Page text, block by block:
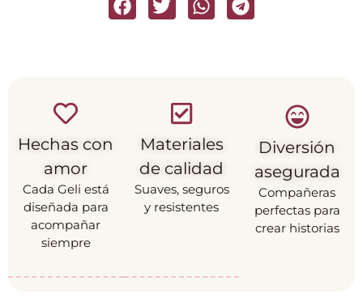
Hechas con
amor
Cada Geli está
diseñada para
acompañar
siempre
Materiales
de calidad
Suaves, seguros
y resistentes
Diversión
asegurada
Compañeras
perfectas para
crear historias